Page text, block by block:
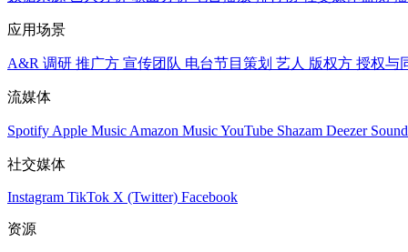
应用场景
A&R 调研 推广方 宣传团队 电台节目策划 艺人 版权方 授权与
流媒体
Spotify Apple Music Amazon MusicYouTube Shazam Deezer
社交媒体
Instagram TikTok X (Twitter) Facebook
资源